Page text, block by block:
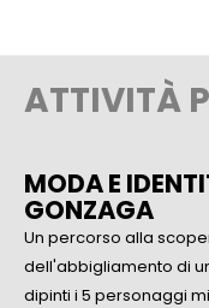
ATTIVITÀ
MODA E
GONZAGA
Un percorso alla
dell'abbigliamento di
dipinti i 5 personaggi